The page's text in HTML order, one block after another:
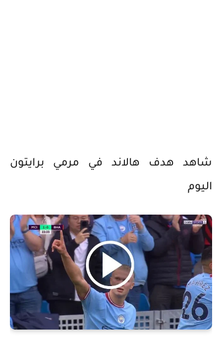
شاهد هدف هالاند في مرمي برايتون
اليوم